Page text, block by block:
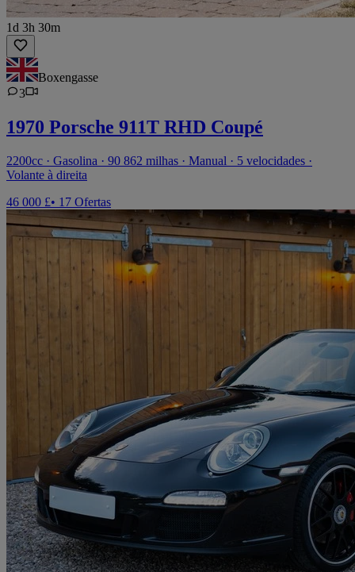
1d 3h 30m
Boxengasse
3
1970 Porsche 911T RHD Coupé
2200cc · Gasolina · 90 862 milhas · Manual · 5 velocidades ·
Volante à direita
46 000 £• 17 Ofertas